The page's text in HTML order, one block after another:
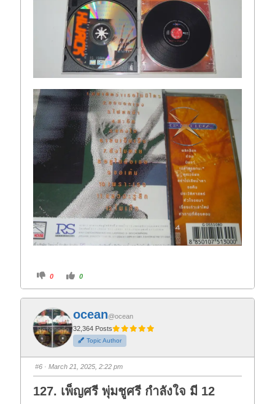
C
i
f
o
r
t
h
u
m
d
o
n
.
0
C
i
o
t
h
u
m
u
p
0
ocean@ocean
32,364 Posts
Topic Author
#6 · March 21, 2025, 2:22 pm
127. เพ็ญศรี พุ่มชูศรี กำลังใจ มี 12